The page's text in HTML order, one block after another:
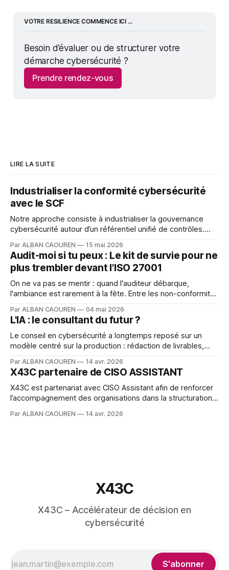
VOTRE RESILIENCE COMMENCE ICI ...
Besoin d’évaluer ou de structurer votre
démarche cybersécurité ?
Prendre rendez-vous
LIRE LA SUITE
Industrialiser la conformité cybersécurité
avec le SCF
Notre approche consiste à industrialiser la gouvernance
cybersécurité autour d’un référentiel unifié de contrôles.
Framework (SCF)
Par ALBAN CAOUREN 15 mai 2026
Audit-moi si tu peux : Le kit de survie pour ne
plus trembler devant l'ISO 27001
On ne va pas se mentir : quand l'auditeur débarque,
l'ambiance est rarement à la fête. Entre les non-conformités
vouloir se cacher sous son bureau.
Par ALBAN CAOUREN 04 mai 2026
L'IA : le consultant du futur ?
Le conseil en cybersécurité a longtemps reposé sur un
modèle centré sur la production : rédaction de livrables,
l’intelligence artificielle, cette logique évolue.
Par ALBAN CAOUREN 14 avr. 2026
X43C partenaire de CISO ASSISTANT
X43C est partenariat avec CISO Assistant afin de renforcer
l’accompagnement des organisations dans la structuration
Par ALBAN CAOUREN 14 avr. 2026
X43C
X43C – Accélérateur de décision en
cybersécurité
S'abonner